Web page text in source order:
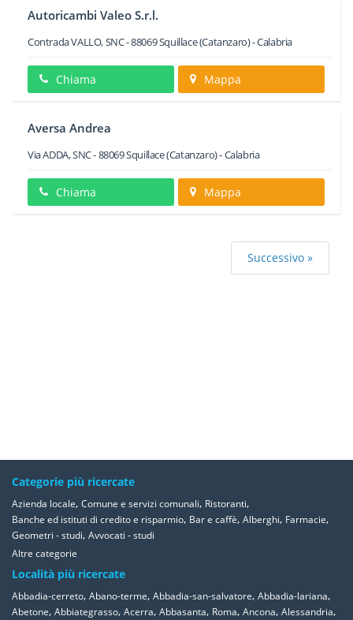
Autoricambi Valeo S.r.l.
Contrada VALLO, SNC-88069Squillace(Catanzaro) -Calabria
Chiama Mappa
Aversa Andrea
Via ADDA, SNC-88069Squillace(Catanzaro) -Calabria
Chiama Mappa
Successivo »
Categorie più ricercate
Azienda locale, Comune e servizi comunali, Ristoranti,
Banche ed istituti di credito e risparmio, Bar e caffè, Alberghi, Farmacie,
Geometri - studi, Avvocati - studi
Altre categorie
Località più ricercate
Abbadia-cerreto, Abano-terme, Abbadia-san-salvatore, Abbadia-lariana,
Abetone, Abbiategrasso, Acerra, Abbasanta, Roma, Ancona, Alessandria,